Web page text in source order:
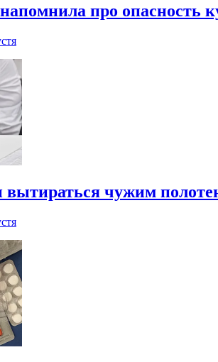
про опасность
вытираться чужим